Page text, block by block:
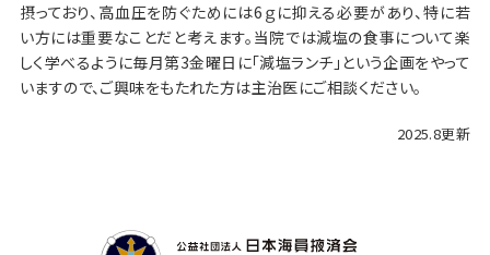
摂っており、高血圧を防ぐためには6ｇに抑える必要があり、特に若
い方には重要なことだと考えます。当院では減塩の食事について楽
しく学べるように毎月第3金曜日に「減塩ランチ」という企画をやって
いますので、ご興味をもたれた方は主治医にご相談ください。
2025.8更新